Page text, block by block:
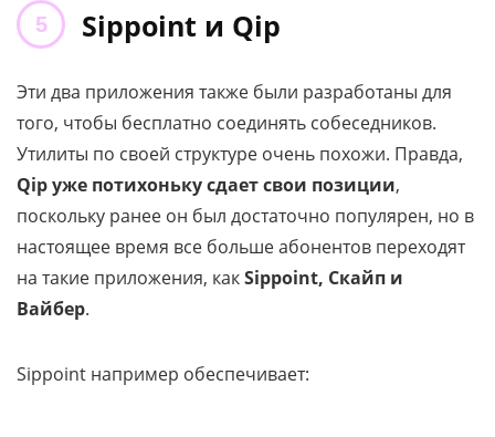
Sippoint и Qip
Эти два приложения также были разработаны для
того, чтобы бесплатно соединять собеседников.
Утилиты по своей структуре очень похожи. Правда,
Qip уже потихоньку сдает свои позиции,
поскольку ранее он был достаточно популярен, но в
настоящее время все больше абонентов переходят
на такие приложения, какSippoint, Скайп и
Вайбер.
Sippoint например обеспечивает: